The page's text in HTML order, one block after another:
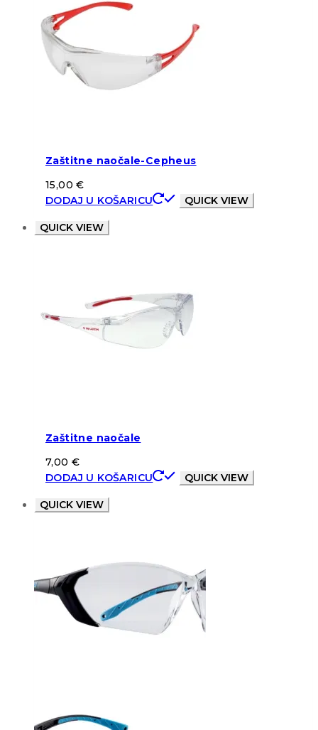
Zaštitne naočale-Cepheus
15,00€
DODAJ U KOŠARICU
QUICK VIEW
QUICK VIEW
Zaštitne naočale
7,00 €
DODAJ U KOŠARICU
QUICK VIEW
QUICK VIEW